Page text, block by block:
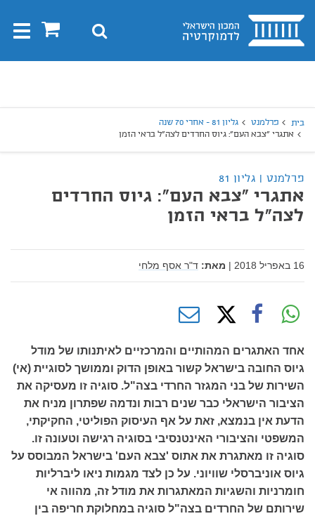
בית 0 חיפוש
בית פרלמנט
גליון 81 - אחרי 70 שנה
אתגרי "צבא העם": גיוס החרדים לצה"ל בראי הזמן
פרלמנט | גליון 81
אתגרי "צבא העם": גיוס החרדים
לצה"ל בראי הזמן
16 באפריל 2018 | מאת: ד"ר אסף מלחי
אחד האתגרים המהותיים והמרכזיים לאיתנותו של מודל
גיוס החובה בישראל קשור באופן הדוק וממושך לסוגיית (אי)
השירות של בני המגזר החרדי בצה"ל. סוגיה זו מעסיקה את
הציבור הישראלי כבר שנים רבות ונדמה שפתרון מניח את
הדעת אין בנמצא, זאת על אף העיסוק הפוליטי, החקיקתי,
המשפטי והציבורי האינטנסיבי בסוגיה רגישה וטעונה זו.
סוגיה זו מאתגרת את אתוס 'צבא העם' בישראל המבוסס על
גיוס אוניברסלי שוויוני. על כן לצד מגמות ניאו ליברליות
חומרניות והשגיות המאתגרות את מודל זה, מהווה אי
שירותם של החרדים בצה"ל סוגיה במחלוקת חריפה בין